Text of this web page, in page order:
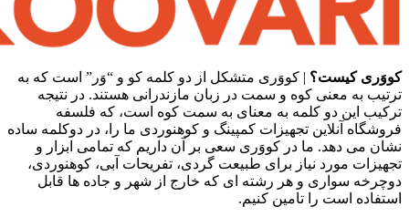
کووَری کیست؟ | کووَری متشکل از دو کلمه کو و “وَر” است که به
ترتیب به معنی کوه و سمت در زبان مازندرانی هستند. در نتیجه
ترکیب این دو کلمه به معنای به سمت کوه است، که فلسفه
فروشگاه آنلاین تجهیزات کمپینگ و کوهنوردی ما را، در دوکلمه ساده
نشان می دهد. ما در کووَری سعی بر آن داریم که تمامی ابزار و
تجهیزات مورد نیاز برای طبیعت گردی، تفریحات آبی، کوهنوردی،
دوچرخه سواری و هر رشته ای که خارج از شهر و جاده ها قابل
استفاده است را تامین کنیم.